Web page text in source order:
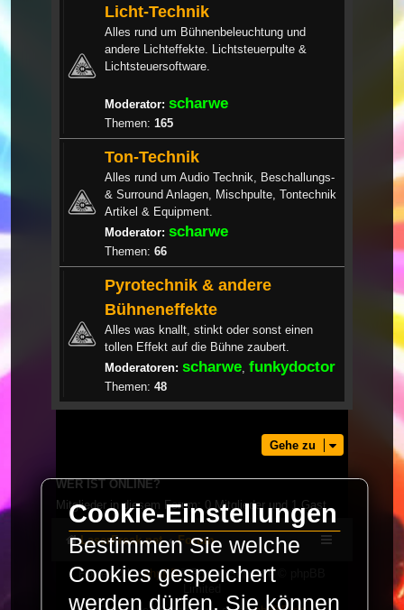
Licht-Technik
Alles rund um Bühnenbeleuchtung und
andere Lichteffekte. Lichtsteuerpulte &
Lichtsteuersoftware.
Moderator: scharwe
Themen: 165
Ton-Technik
Alles rund um Audio Technik, Beschallungs-
& Surround Anlagen, Mischpulte, Tontechnik
Artikel & Equipment.
Moderator: scharwe
Themen: 66
Pyrotechnik & andere
Bühneneffekte
Alles was knallt, stinkt oder sonst einen
tollen Effekt auf die Bühne zaubert.
Moderatoren: scharwe funkydoctor
Themen: 48
Gehe zu
WER IST ONLINE?
Mitglieder in diesem Forum: 0 Mitglieder und 1 Gast
LaserFreak.net Forum
Powered byphpBB® Forum Software © phpBB
Limited
Cookie-Einstellungen
Bestimmen Sie welche
Cookies gespeichert
werden dürfen. Sie können